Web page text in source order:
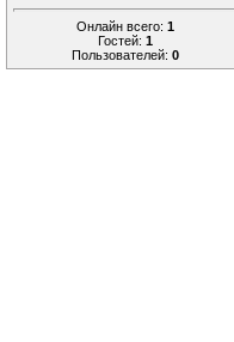
Онлайн всего: 1
Гостей: 1
Пользователей: 0